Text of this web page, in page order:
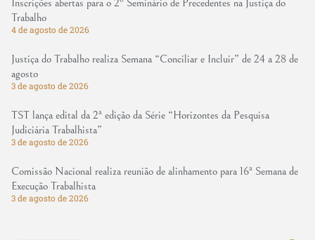
Inscrições abertas para o 2º Seminário de Precedentes na Justiça do
Trabalho
4 de agosto de 2026
Justiça do Trabalho realiza Semana “Conciliar e Incluir” de 24 a 28 de
agosto
3 de agosto de 2026
TST lança edital da 2ª edição da Série “Horizontes da Pesquisa
Judiciária Trabalhista”
3 de agosto de 2026
Comissão Nacional realiza reunião de alinhamento para 16ª Semana de
Execução Trabalhista
3 de agosto de 2026